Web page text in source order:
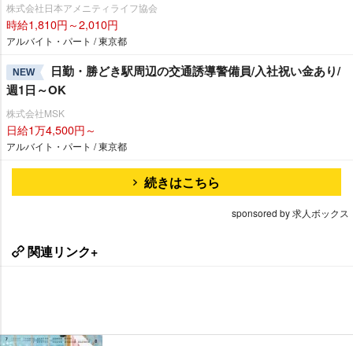
株式会社日本アメニティライフ協会
時給1,810円～2,010円
アルバイト・パート / 東京都
NEW
日勤・勝どき駅周辺の交通誘導警備員/入社祝い金あり/
週1日～OK
株式会社MSK
日給1万4,500円～
アルバイト・パート / 東京都
続きはこちら
sponsored by 求人ボックス
関連リンク+